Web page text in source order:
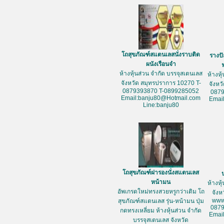
โถสุขภัณฑ์สแตนเลสนั่งราบติด
ผนังเรือนจำ
ห้างหุ้นส่วน จำกัด บรรจุสเตนเลส
จังหวัด สมุทรปราการ 10270 T-
0879393870 T-0899285052
Email:banju80@Hotmail.com
Line:banju80
ราง
ห้างหุ้
จังห
โถสุขภัณฑ์ฝารองนั่งสแตนเลส
หน้ามน
อัพเกรดใหม่ทรงสวยหรูกว่าเดิม โถ
สุขภัณฑ์สแตนเลส รุ่น-หน้ามน ปุ่ม
กดทรงเหลี่ยม ห้างหุ้นส่วน จำกัด
บรรจุสเตนเลส จังหวัด
ห้างหุ้
จังห